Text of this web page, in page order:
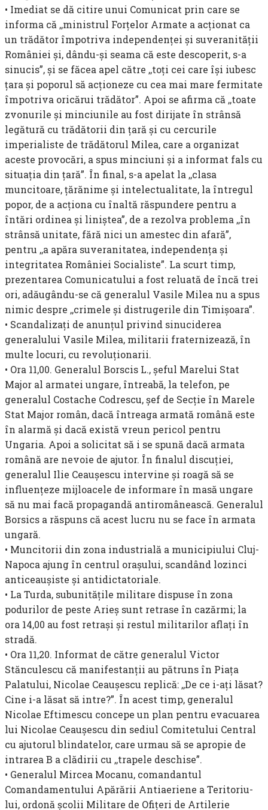
• Imediat se dă citire unui Comunicat prin care se
informa că ,,ministrul Forţelor Armate a acţionat ca
un trădător împotriva independenţei şi suveranităţii
României şi, dându-şi seama că este descoperit, s-a
sinucis”, şi se făcea apel către ,,toţi cei care îşi iubesc
ţara şi poporul să acţioneze cu cea mai mare fermitate
împotriva oricărui trădător”. Apoi se afirma că ,,toate
zvonurile şi minciunile au fost dirijate în strânsă
legătură cu trădătorii din ţară şi cu cercurile
imperialiste de trădătorul Milea, care a organizat
aceste provocări, a spus minciuni şi a informat fals cu
situaţia din ţară”. În final, s-a apelat la ,,clasa
muncitoare, ţărănime şi intelectualitate, la întregul
popor, de a acţiona cu înaltă răspundere pentru a
întări ordinea şi liniştea”, de a rezolva problema ,,în
strânsă unitate, fără nici un amestec din afară”,
pentru ,,a apăra suveranitatea, independenţa şi
integritatea României Socialiste”. La scurt timp,
prezentarea Comunicatului a fost reluată de încă trei
ori, adăugându-se că generalul Vasile Milea nu a spus
nimic despre ,,crimele şi distrugerile din Timişoara”.
• Scandalizaţi de anunţul privind sinuciderea
generalului Vasile Milea, militarii frater­nizează, în
multe locuri, cu revoluţionarii.
• Ora 11,00. Generalul Borscis L., şeful Marelui Stat
Major al armatei ungare, întreabă, la telefon, pe
generalul Costache Codrescu, şef de Secţie în Marele
Stat Major român, dacă întreaga armată română este
în alarmă şi dacă există vreun pericol pentru
Ungaria. Apoi a so­licitat să i se spună dacă armata
română are nevoie de ajutor. În finalul discuţiei,
generalul Ilie Ceauşescu intervine şi roagă să se
influenţeze mijloacele de informare în masă ungare
să nu mai facă propagandă anti­românească. Generalul
Borsics a răspuns că acest lucru nu se face în armata
ungară.
• Muncitorii din zona industrială a municipiului Cluj-
Napoca ajung în centrul oraşului, scandând lozinci
anticeauşiste şi anti­dictatoriale.
• La Turda, subunităţile militare dispuse în zona
podurilor de peste Arieş sunt retrase în cazărmi; la
ora 14,00 au fost retraşi şi restul militarilor aflaţi în
stradă.
• Ora 11,20. Informat de către generalul Victor
Stănculescu că manifestanţii au pătruns în Piaţa
Palatului, Nicolae Ceauşescu replică: ,,De ce i-aţi lăsat?
Cine i-a lăsat să intre?”. În acest timp, generalul
Nicolae Eftimescu concepe un plan pentru evacuarea
lui Nicolae Ceauşescu din sediul Comitetului Central
cu ajutorul blindatelor, care urmau să se apropie de
intrarea B a clădirii cu ,,trapele deschise”.
• Generalul Mircea Mo­canu, comandantul
Comandamentului Apărării Antiaeriene a Teritoriu­
lui, ordonă şcolii Militare de Ofiţeri de Artilerie